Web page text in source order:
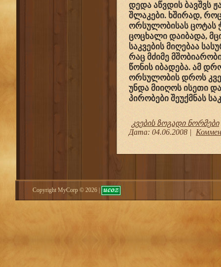
დედა აწვდის ბავშვს
შლაკები. ხშირად,
ორსულობისას ცოტას
ცოცხალი დაიბადა,
საკვების მიღებაა
რაც მძიმე
წონის იბადება. ამ
ორსულობის დროს
უნდა მიიღოს ისეთი
პირობები შეუქმნას
კვების ზოგადი ნორმები
Дата: 04.06.2008 |
Copyright MyCorp © 2026